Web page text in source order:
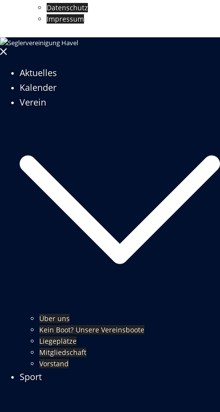
Datenschutz
Impressum
Menü
Aktuelles
Kalender
Verein
Über uns
Kein Boot? Unsere Vereinsboote
Liegeplätze
Mitgliedschaft
Vorstand
Sport